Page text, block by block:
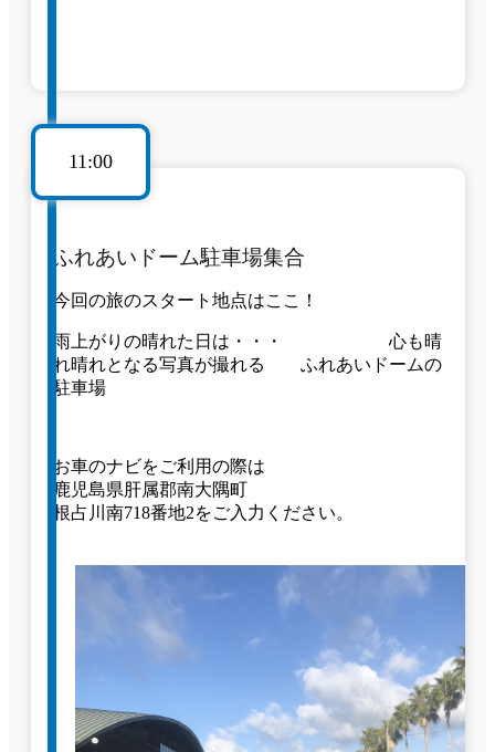
11:00
ふれあいドーム駐車場集合
今回の旅のスタート地点はここ！
雨上がりの晴れた日は・・・ 心も晴
れ晴れとなる写真が撮れる ふれあいドームの
駐車場
お車のナビをご利用の際は
鹿児島県肝属郡南大隅町
根占川南718番地2をご入力ください。